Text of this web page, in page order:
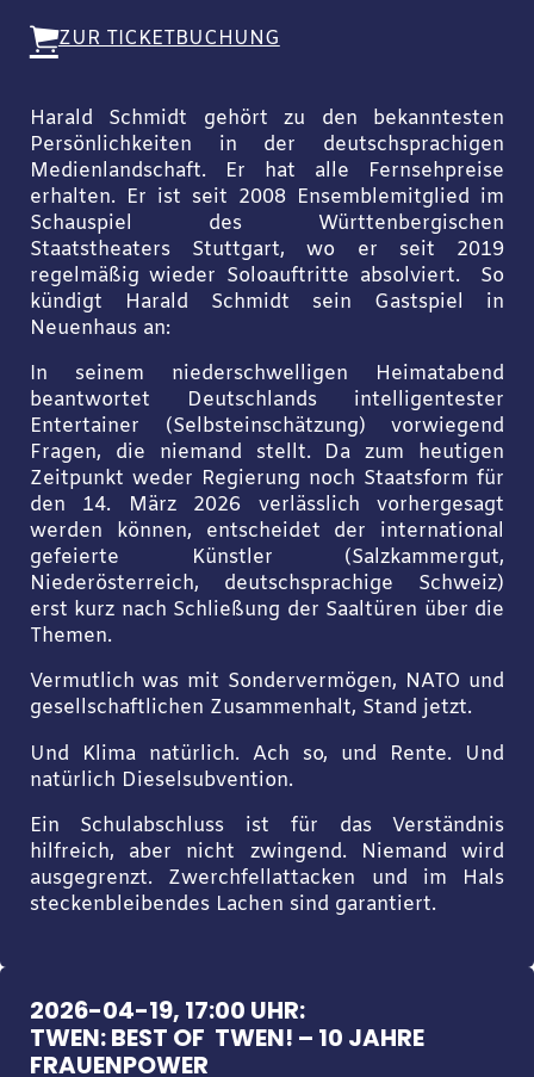
ZUR TICKETBUCHUNG
Harald Schmidt gehört zu den bekanntesten
Persönlichkeiten in der deutschsprachigen
Medienlandschaft. Er hat alle Fernsehpreise
erhalten. Er ist seit 2008 Ensemblemitglied im
Schauspiel des Württenbergischen
Staatstheaters Stuttgart, wo er seit 2019
regelmäßig wieder Soloauftritte absolviert. So
kündigt Harald Schmidt sein Gastspiel in
Neuenhaus an:
In seinem niederschwelligen Heimatabend
beantwortet Deutschlands intelligentester
Entertainer (Selbsteinschätzung) vorwiegend
Fragen, die niemand stellt. Da zum heutigen
Zeitpunkt weder Regierung noch Staatsform für
den 14. März 2026 verlässlich vorhergesagt
werden können, entscheidet der international
gefeierte Künstler (Salzkammergut,
Niederösterreich, deutschsprachige Schweiz)
erst kurz nach Schließung der Saaltüren über die
Themen.
Vermutlich was mit Sondervermögen, NATO und
gesellschaftlichen Zusammenhalt, Stand jetzt.
Und Klima natürlich. Ach so, und Rente. Und
natürlich Dieselsubvention.
Ein Schulabschluss ist für das Verständnis
hilfreich, aber nicht zwingend. Niemand wird
ausgegrenzt. Zwerchfellattacken und im Hals
steckenbleibendes Lachen sind garantiert.
2026-04-19, 17:00 UHR:
TWEN: BEST OF TWEN! – 10 JAHRE
FRAUENPOWER